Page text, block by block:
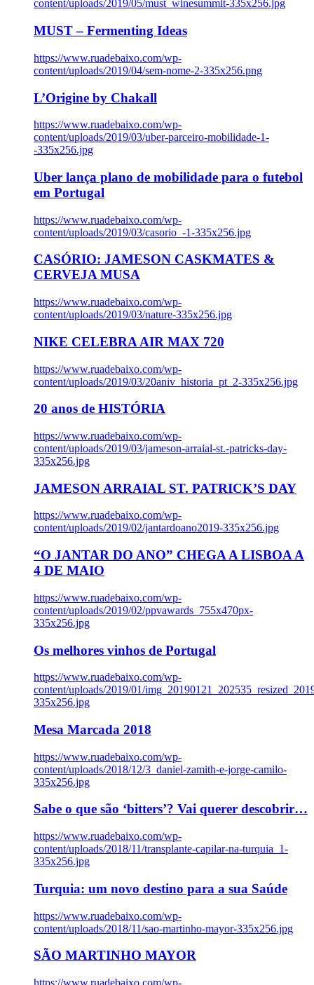
content/uploads/2019/05/must_winesummit-335x256.jpg
MUST – Fermenting Ideas
https://www.ruadebaixo.com/wp-
content/uploads/2019/04/sem-nome-2-335x256.png
L’Origine by Chakall
https://www.ruadebaixo.com/wp-
content/uploads/2019/03/uber-parceiro-mobilidade-1-
-335x256.jpg
Uber lança plano de mobilidade para o futebol
em Portugal
https://www.ruadebaixo.com/wp-
content/uploads/2019/03/casorio_-1-335x256.jpg
CASÓRIO: JAMESON CASKMATES &
CERVEJA MUSA
https://www.ruadebaixo.com/wp-
content/uploads/2019/03/nature-335x256.jpg
NIKE CELEBRA AIR MAX 720
https://www.ruadebaixo.com/wp-
content/uploads/2019/03/20aniv_historia_pt_2-335x256.jpg
20 anos de HISTÓRIA
https://www.ruadebaixo.com/wp-
content/uploads/2019/03/jameson-arraial-st.-patricks-day-
335x256.jpg
JAMESON ARRAIAL ST. PATRICK’S DAY
https://www.ruadebaixo.com/wp-
content/uploads/2019/02/jantardoano2019-335x256.jpg
“O JANTAR DO ANO” CHEGA A LISBOA A
4 DE MAIO
https://www.ruadebaixo.com/wp-
content/uploads/2019/02/ppvawards_755x470px-
335x256.jpg
Os melhores vinhos de Portugal
https://www.ruadebaixo.com/wp-
content/uploads/2019/01/
335x256.jpg
Mesa Marcada 2018
https://www.ruadebaixo.com/wp-
content/uploads/2018/12/3_daniel-zamith-e-jorge-camilo-
335x256.jpg
Sabe o que são ‘bitters’? Vai querer descobrir…
https://www.ruadebaixo.com/wp-
content/uploads/2018/11/transplante-capilar-na-turquia_1-
335x256.jpg
Turquia: um novo destino para a sua Saúde
https://www.ruadebaixo.com/wp-
content/uploads/2018/11/sao-martinho-mayor-335x256.jpg
SÃO MARTINHO MAYOR
https://www.ruadebaixo.com/wp-